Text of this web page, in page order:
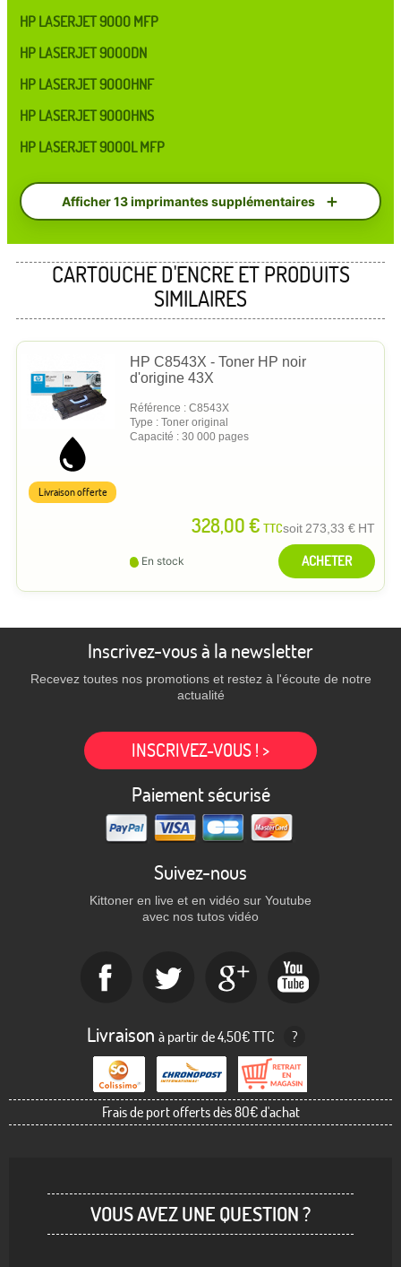
HP LASERJET 9000 MFP
HP LASERJET 9000DN
HP LASERJET 9000HNF
HP LASERJET 9000HNS
HP LASERJET 9000L MFP
Afficher 13 imprimantes supplémentaires
CARTOUCHE D'ENCRE ET PRODUITS
SIMILAIRES
HP C8543X - Toner HP noir
d'origine 43X
Référence : C8543X
Type : Toner original
Capacité : 30 000 pages
328,00 € TTCsoit 273,33 € HT
Livraison offerte
En stock ACHETER
Inscrivez-vous à la newsletter
Recevez toutes nos promotions et restez à l'écoute de notre
actualité
INSCRIVEZ-VOUS ! >
Paiement sécurisé
Suivez-nous
Kittoner en live et en vidéo sur Youtube
avec nos tutos vidéo
Livraison à partir de 4,50€ TTC ?
Frais de port offerts dès 80€ d'achat
VOUS AVEZ UNE QUESTION ?